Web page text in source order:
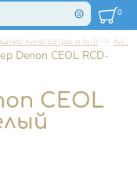
0
кинотеатры и hi-fi ⇨ AV-
Denon CEOL RCD-
CEOL